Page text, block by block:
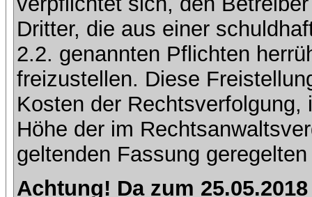
Dritter, die aus einer
2.2. genannten Pflichten
freizustellen. Diese
Kosten der
Höhe der im
geltenden Fassung
Achtung! Da zum